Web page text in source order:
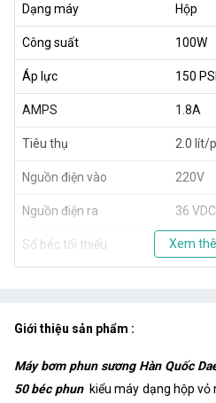
Dạng máy Hộp
Công suất 100W
Áp lực 150 PSI
AMPS 1.8A
Tiêu thụ 2.0 lít/
Nguồn điện vào 220V
Nguồn điện ra 36 VDC
Số béc tối thiểu 30 béc
Xem
Giới thiệu sản phẩm :
Máy bơm phun sương Hàn Quốc
50 béc phun kiểu máy dạng hộp